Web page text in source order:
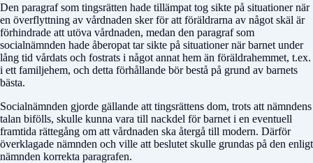
Den paragraf som tingsrätten hade tillämpat tog sikte på situationer när
en överflyttning av vårdnaden sker för att föräldrarna av något skäl är
förhindrade att utöva vårdnaden, medan den paragraf som
socialnämnden hade åberopat tar sikte på situationer när barnet under
lång tid vårdats och fostrats i något annat hem än föräldrahemmet, t.ex.
i ett familjehem, och detta förhållande bör bestå på grund av barnets
bästa.
Socialnämnden gjorde gällande att tingsrättens dom, trots att nämndens
talan bifölls, skulle kunna vara till nackdel för barnet i en eventuell
framtida rättegång om att vårdnaden ska återgå till modern. Därför
överklagade nämnden och ville att beslutet skulle grundas på den enligt
nämnden korrekta paragrafen.